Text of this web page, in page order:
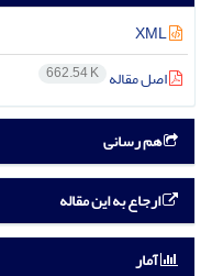
اصل مقاله 662.54 K
هم رسانی
ارجاع به این مقاله
آمار